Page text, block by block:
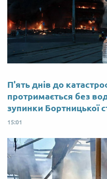
П'ять днів до
протримається без
зупинки Бортницької
15:01